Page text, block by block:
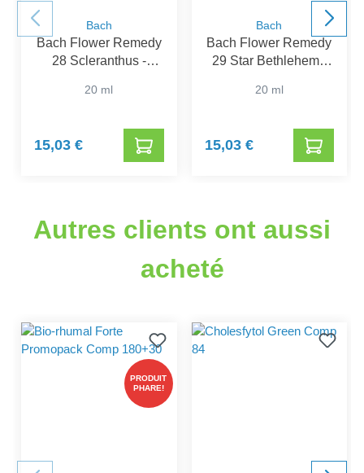
Bach
Bach Flower Remedy
28 Scleranthus -
20 ml
15,03 €
Bach
Bach Flower Remedy
29 Star Bethlehem -
20 ml
15,03 €
Autres clients ont aussi
acheté
PRODUIT
PHARE!